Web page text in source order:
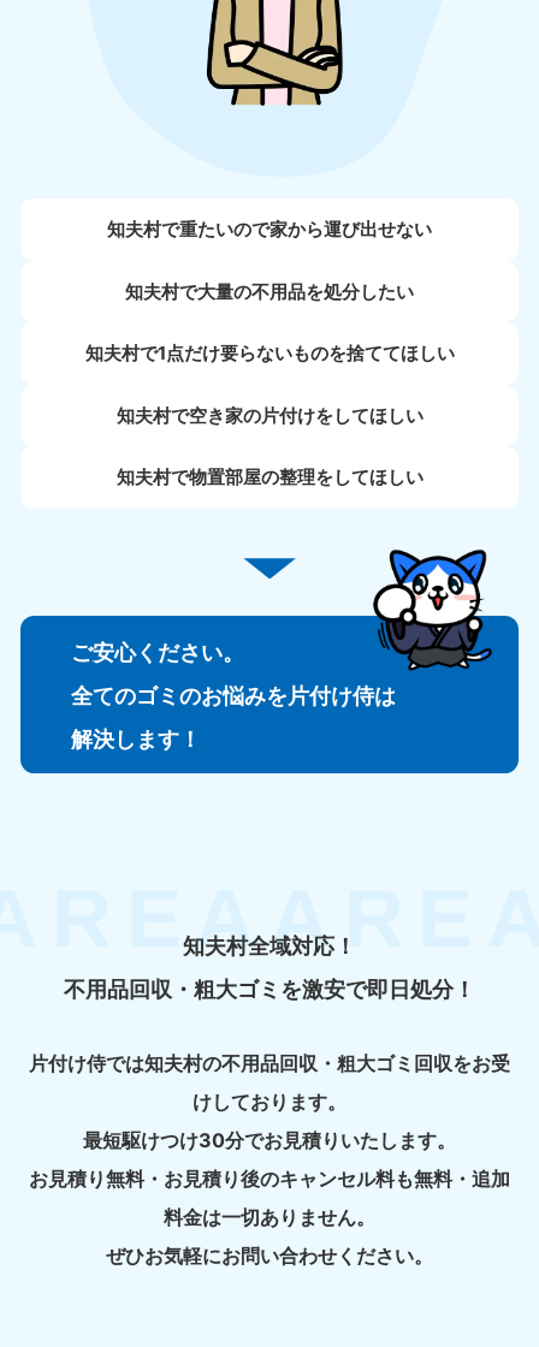
知夫村で重たいので家から運び出せない
知夫村で大量の不用品を処分したい
知夫村で1点だけ要らないものを捨ててほしい
知夫村で空き家の片付けをしてほしい
知夫村で物置部屋の整理をしてほしい
ご安心ください。
全てのゴミのお悩みを片付け侍は
解決します！
知夫村全域対応！
不用品回収・粗大ゴミを激安で即日処分！
片付け侍では知夫村の不用品回収・粗大ゴミ回収をお受
けしております。
最短駆けつけ30分でお見積りいたします。
お見積り無料・お見積り後のキャンセル料も無料・追加
料金は一切ありません。
ぜひお気軽にお問い合わせください。